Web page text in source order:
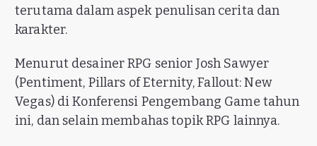
terutama dalam aspek penulisan cerita dan
karakter.
Menurut desainer RPG senior Josh Sawyer
(Pentiment, Pillars of Eternity, Fallout: New
Vegas) di Konferensi Pengembang Game tahun
ini, dan selain membahas topik RPG lainnya.